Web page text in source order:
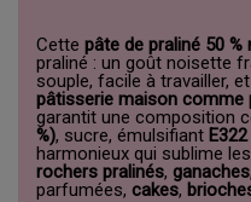
Cette pâte de praliné 50
praliné : un goût noisette
souple, facile à travailler,
pâtisserie maison comme
garantit une composition
%), sucre, émulsifiant
harmonieux qui sublime les
rochers pralinés, ganaches,
parfumées, cakes,